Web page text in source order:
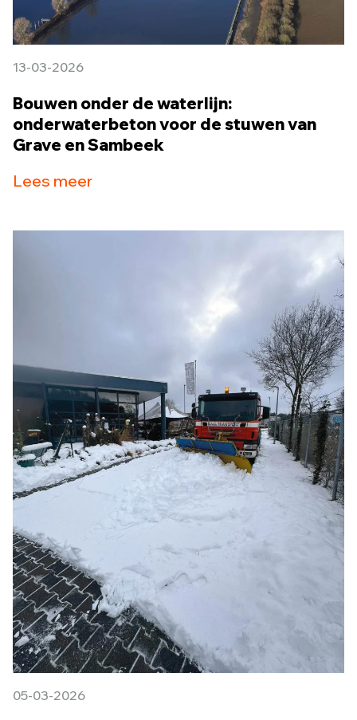
13-03-2026
Bouwen onder de waterlijn:
onderwaterbeton voor de stuwen van
Grave en Sambeek
Lees meer
05-03-2026